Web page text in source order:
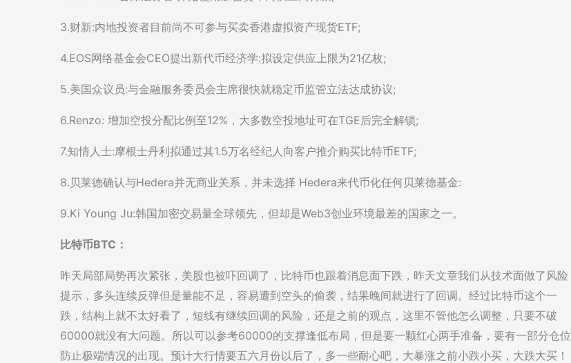
3.财新:内地投资者目前尚不可参与买卖香港虚拟资产现货ETF;
4.EOS网络基金会CEO提出新代币经济学:拟设定供应上限为21亿枚;
5.美国众议员:与金融服务委员会主席很快就稳定币监管立法达成协议;
6.Renzo: 增加空投分配比例至12%，大多数空投地址可在TGE后完全解锁;
7.知情人士:摩根士丹利拟通过其1.5万名经纪人向客户推介购买比特币ETF;
8.贝莱德确认与Hedera并无商业关系，并未选择 Hedera来代币化任何贝莱德基金:
9.Ki Young Ju:韩国加密交易量全球领先，但却是Web3创业环境最差的国家之一。
比特币BTC：
昨天局部局势再次紧张，美股也被吓回调了，比特币也跟着消息面下跌，昨天文章我们从技术面做了风险
提示，多头连续反弹但是量能不足，容易遭到空头的偷袭，结果晚间就进行了回调。经过比特币这个一
跌，结构上就不太好看了，短线有继续回调的风险，还是之前的观点，这里不管他怎么调整，只要不破
60000就没有大问题。所以可以参考60000的支撑逢低布局，但是要一颗红心两手准备，要有一部分仓位
防止极端情况的出现。预计大行情要五六月份以后了，多一些耐心吧，大暴涨之前小跌小买，大跌大买！